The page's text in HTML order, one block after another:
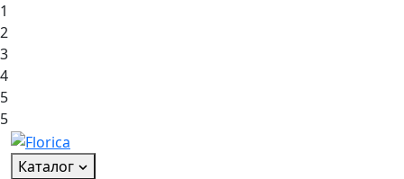
1
2
3
4
5
5
Каталог